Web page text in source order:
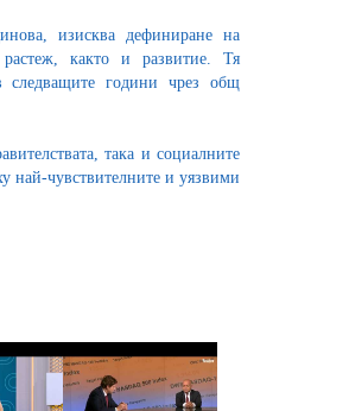
изисква дефиниране на
растеж, както и развитие. Тя
следващите години чрез общ
така и социалните
най-чувствителните и уязвими